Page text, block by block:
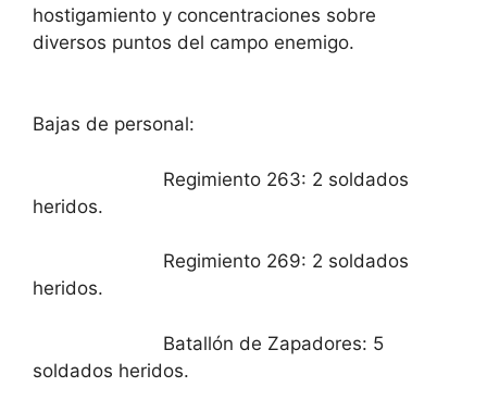
hostigamiento y concentraciones sobre
diversos puntos del campo enemigo.
Bajas de personal:
Regimiento 263: 2 soldados
heridos.
Regimiento 269: 2 soldados
heridos.
Batallón de Zapadores: 5
soldados heridos.